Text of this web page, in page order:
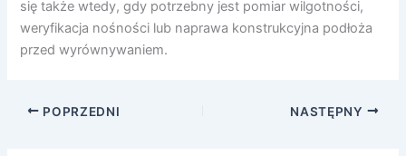
się także wtedy, gdy potrzebny jest pomiar wilgotności,
weryfikacja nośności lub naprawa konstrukcyjna podłoża
przed wyrównywaniem.
POPRZEDNI NASTĘPNY